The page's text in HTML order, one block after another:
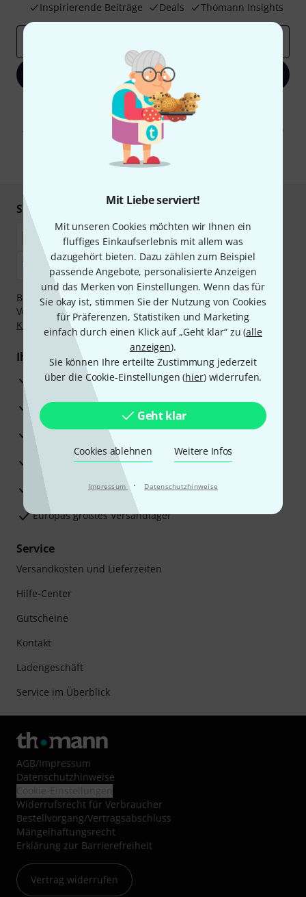
Mit Liebe serviert!
Mit unseren Cookies möchten wir Ihnen ein
fluffiges Einkaufserlebnis mit allem was
dazugehört bieten. Dazu zählen zum Beispiel
passende Angebote, personalisierte Anzeigen
und das Merken von Einstellungen. Wenn das für
Sie okay ist, stimmen Sie der Nutzung von Cookies
für Präferenzen, Statistiken und Marketing
einfach durch einen Klick auf „Geht klar“ zu (alle
anzeigen).
Sie können Ihre erteilte Zustimmung jederzeit
über die Cookie-Einstellungen (hier) widerrufen.
Geht klar
Cookies ablehnen Weitere Infos
Impressum · Datenschutzhinweise
Inspirierende Beiträge
Deals Thomann Insights
Jetzt anmelden
Mit Klick auf „Jetzt anmelden“ stimmen Sie dem Erhalt von E-Mail-
Werbung und einer Messung des E-Mail-Nutzungsverhaltens zu. Die
Abmeldung ist jederzeit möglich. Weitere Informationen finden Sie in
unseren
Datenschutzhinweisen
* Pflichtfeld
Sicher einkaufen & bezahlen
Bezahlen Sie vertraulich und sicher per Nachnahme,
Vorkasse, PayPal, Amazon Pay, Klarna Sofort bezahlen
Klarna Ratenzahlungoder Kreditkarte.
Ihre Vorteile
3 Jahre Thomann Garantie
30 Tage Money-Back-Garantie
Reparaturservice
Beratung durch Fachexperten
Zufriedenheitsgarantie
Europas größtes Versandlager
Service
Versandkosten und Lieferzeiten
Hilfe-Center
Gutscheine
Kontakt
Ladengeschäft
Service im Überblick
AGB/Impressum
Datenschutzhinweise
Widerrufsrecht für Verbraucher
Bestellvorgang/Vertragsabschluss
Mängelhaftungsrecht
Erklärung zur Barrierefreiheit
Vertrag widerrufen